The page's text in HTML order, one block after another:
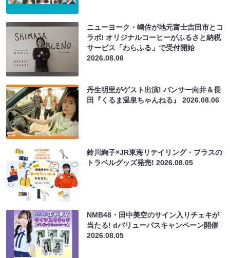
ニューヨーク・嶋佐が地元富士吉田市とコ
ラボ! オリジナルコーヒーがふるさと納税
サービス「わらふる」で受付開始
2026.08.06
丹生明里がゲスト出演! パンサー向井＆長
田『くるま温泉ちゃんねる』2026.08.06
鈴川絢子×JR東海リテイリング・プラスの
トラベルグッズ発売!2026.08.05
NMB48・田中美空のサイン入りチェキが
当たる! dバリューパスキャンペーン開催
2026.08.05